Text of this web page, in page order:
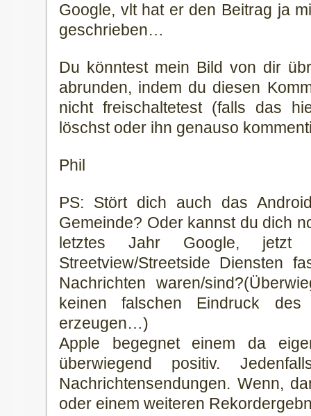
Google, vlt hat er den Beitrag ja
geschrieben…
Du könntest mein Bild von dir
abrunden, indem du diesen
nicht freischaltetest (falls das
löschst oder ihn genauso
Phil
PS: Stört dich auch das
Gemeinde? Oder kannst du dich
letztes Jahr Google, jetzt
Streetview/Streetside Diensten
Nachrichten waren/
keinen falschen Eindruck des
erzeugen…)
Apple begegnet einem da
überwiegend positiv.
Nachrichtensendungen. Wenn,
oder einem weiteren